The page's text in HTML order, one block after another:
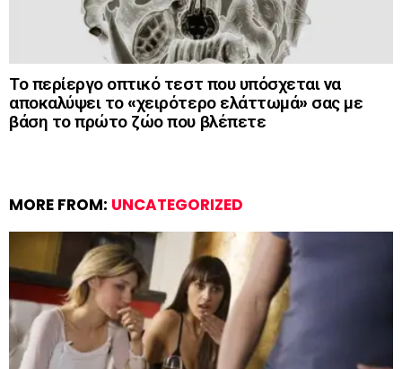
Το περίεργο οπτικό τεστ που υπόσχεται να
αποκαλύψει το «χειρότερο ελάττωμά» σας με
βάση το πρώτο ζώο που βλέπετε
MORE FROM: UNCATEGORIZED